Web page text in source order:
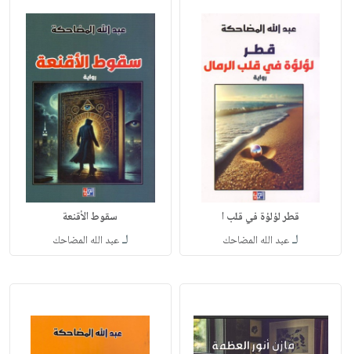
قطر لؤلؤة في قلب ا
لـعبد الله المضاحك
سقوط الأقنعة
لـعبد الله المضاحك